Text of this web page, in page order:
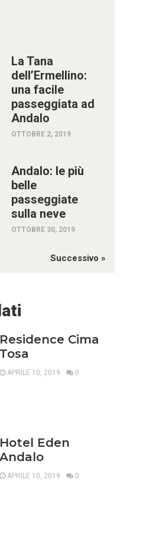
La Tana
dell’Ermellino:
una facile
passeggiata ad
Andalo
OTTOBRE 2, 2019
Andalo: le più
belle
passeggiate
sulla neve
OTTOBRE 30, 2019
Successivo »
Residence Cima
Tosa
APRILE 10, 2019 0
Hotel Eden
Andalo
APRILE 10, 2019 0